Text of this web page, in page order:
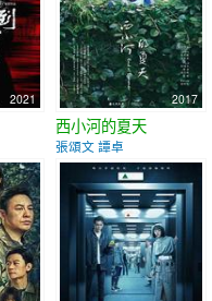
2021 2017
西小河的夏天
張頌文 譚卓